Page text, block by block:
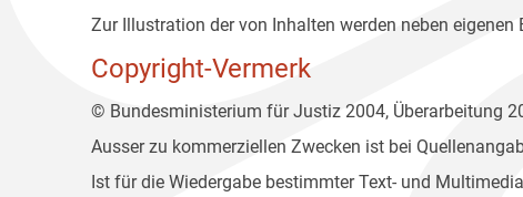
Zur Illustration der von Inhalten werden neben
Copyright-Vermerk
© Bundesministerium für Justiz 2004, Überarbeitung
Ausser zu kommerziellen Zwecken ist bei
Ist für die Wiedergabe bestimmter Text- und